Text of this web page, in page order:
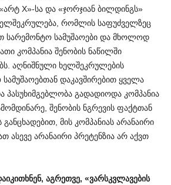
X»-სა და «ჯორჯიან ბილდინგს»
რომლის საფუძველზეც
სარემონტო სამუშაოები და მხოლოდ
კომპანია შენობის ნაწილში
აღნიშნული ხელშეკრულების
დაკავშირებით ყველა
პასუხიმგებლობა გადადიოდა კომპანია
შენობის ნგრევის ფაქტთან
მის კომპანიას არანაირი
ასევე არანაირი პრეტენზია არ აქვთ
, აგრეთვე, «ვარსკვლავების